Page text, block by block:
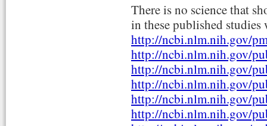
There is no science that
in these published studies
http://ncbi.nlm.nih.gov/
http://ncbi.nlm.nih.gov/
http://ncbi.nlm.nih.gov/
http://ncbi.nlm.nih.gov/
http://ncbi.nlm.nih.gov/
http://ncbi.nlm.nih.gov/